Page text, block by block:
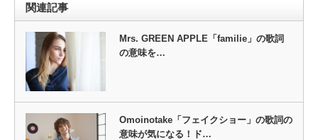
関連記事
Mrs. GREEN APPLE「familie」の歌詞
の意味を…
Omoinotake「フェイクショー」の歌詞の
意味が気になる！ド…